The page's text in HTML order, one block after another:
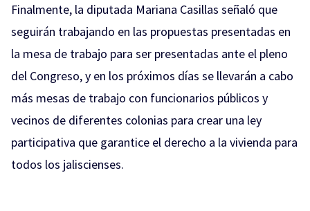
Finalmente, la diputada Mariana Casillas señaló que
seguirán trabajando en las propuestas presentadas en
la mesa de trabajo para ser presentadas ante el pleno
del Congreso, y en los próximos días se llevarán a cabo
más mesas de trabajo con funcionarios públicos y
vecinos de diferentes colonias para crear una ley
participativa que garantice el derecho a la vivienda para
todos los jaliscienses.